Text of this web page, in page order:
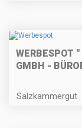
WERBESPOT
GMBH -
Salzkammergut